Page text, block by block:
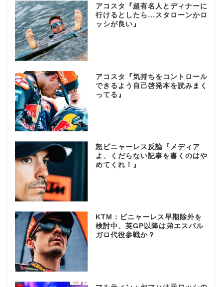
アコスタ『超有名人とディナーに
行けるとしたら…スタローンかロ
ッシが良い』
アコスタ『気持ちをコントロール
できるよう自己啓発本を読みまく
ってる』
怒ビニャーレス反論『メディア
よ、くだらない記事を書くのはや
めてくれ！』
KTM：ビニャーレス早期除外を
検討中、英GP以降は弟エスパル
ガロ代役参戦か？